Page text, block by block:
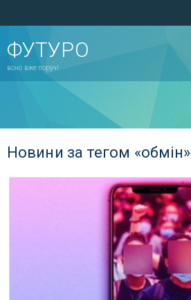
ФУТУРО
воно вже поруч!
Новини за тегом «обмін»